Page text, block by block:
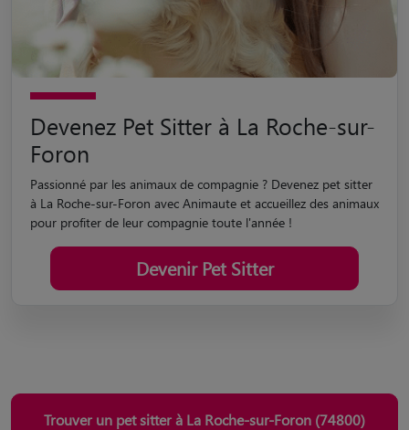
Devenez Pet Sitter à La Roche-sur-
Foron
Passionné par les animaux de compagnie ? Devenez pet sitter
à La Roche-sur-Foron avec Animaute et accueillez des animaux
pour profiter de leur compagnie toute l'année !
Devenir Pet Sitter
Trouver un pet sitter à La Roche-sur-Foron (74800)